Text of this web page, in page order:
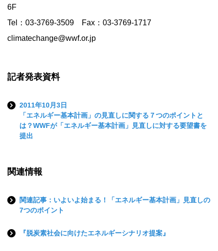
6F
Tel：03-3769-3509 Fax：03-3769-1717
climatechange@wwf.or.jp
記者発表資料
2011年10月3日
「エネルギー基本計画」の見直しに関する７つのポイントと
は？WWFが「エネルギー基本計画」見直しに対する要望書を
提出
関連情報
関連記事：いよいよ始まる！「エネルギー基本計画」見直しの
7つのポイント
『脱炭素社会に向けたエネルギーシナリオ提案』